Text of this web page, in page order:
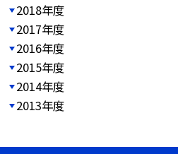
2018年度
2017年度
2016年度
2015年度
2014年度
2013年度